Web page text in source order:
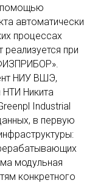
помощью
автоматически
процессах
при
НИУ ВШЭ,
Никита
Industrial
в первую
модульная
конкретного